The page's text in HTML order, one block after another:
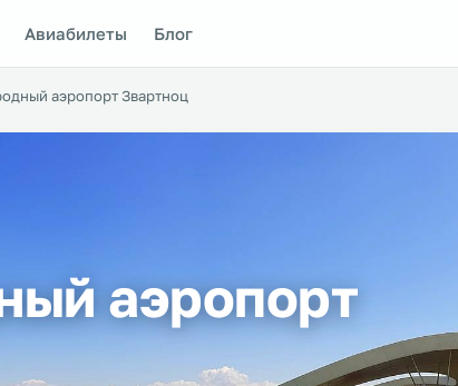
Авиабилеты Блог
аэропорт Звартноц
аэропорт